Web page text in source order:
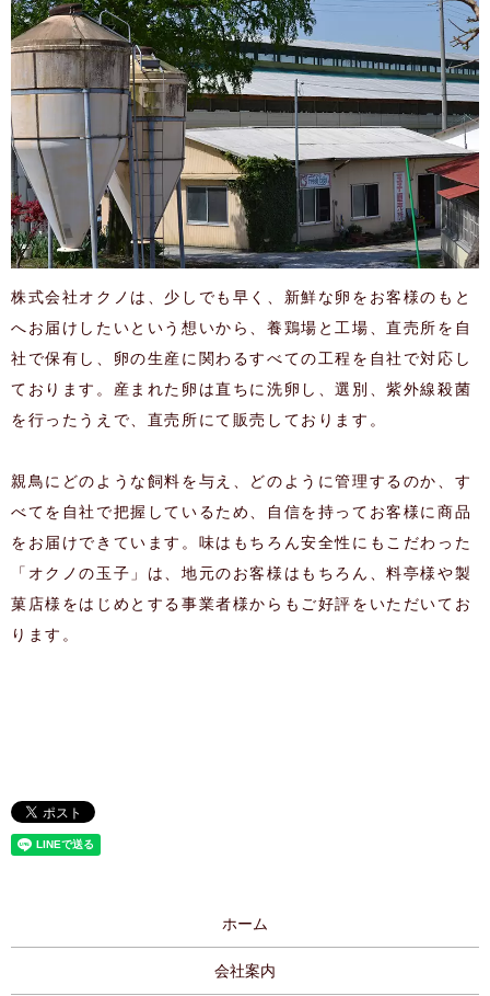
株式会社オクノは、少しでも早く、新鮮な卵をお客様のもと
へお届けしたいという想いから、養鶏場と工場、直売所を自
社で保有し、卵の生産に関わるすべての工程を自社で対応し
ております。産まれた卵は直ちに洗卵し、選別、紫外線殺菌
を行ったうえで、直売所にて販売しております。
親鳥にどのような飼料を与え、どのように管理するのか、す
べてを自社で把握しているため、自信を持ってお客様に商品
をお届けできています。味はもちろん安全性にもこだわった
「オクノの玉子」は、地元のお客様はもちろん、料亭様や製
菓店様をはじめとする事業者様からもご好評をいただいてお
ります。
ホーム
会社案内